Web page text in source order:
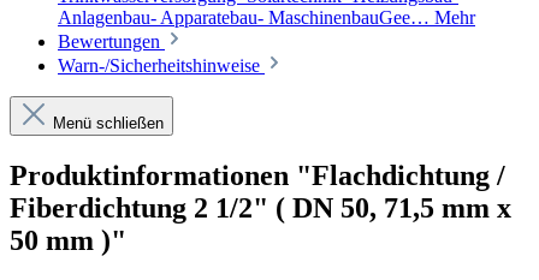
Anlagenbau- Apparatebau- MaschinenbauGee… Mehr
Bewertungen
Warn-/Sicherheitshinweise
Menü schließen
Produktinformationen "Flachdichtung /
Fiberdichtung 2 1/2" ( DN 50, 71,5 mm x
50 mm )"